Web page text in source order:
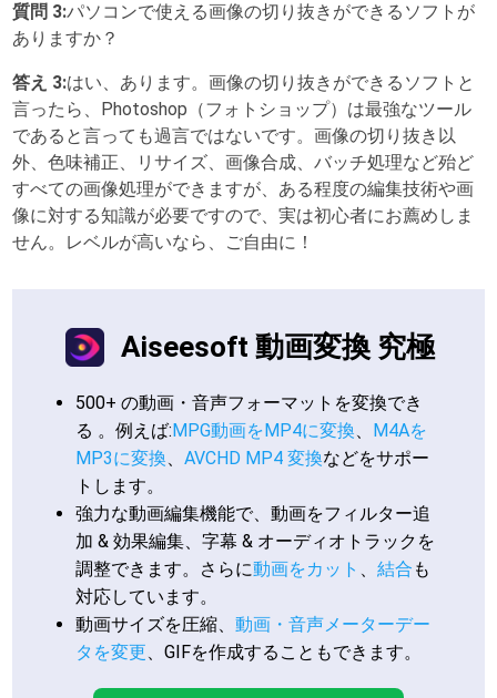
質問 3:パソコンで使える画像の切り抜きができるソフトが
ありますか？
答え 3:はい、あります。画像の切り抜きができるソフトと
言ったら、Photoshop（フォトショップ）は最強なツール
であると言っても過言ではないです。画像の切り抜き以
外、色味補正、リサイズ、画像合成、バッチ処理など殆ど
すべての画像処理ができますが、ある程度の編集技術や画
像に対する知識が必要ですので、実は初心者にお薦めしま
せん。レベルが高いなら、ご自由に！
Aiseesoft 動画変換 究極
500+ の動画・音声フォーマットを変換でき
る 。例えば:MPG動画をMP4に変換、 M4Aを
MP3に変換、AVCHD MP4 変換などをサポー
トします。
強力な動画編集機能で、動画をフィルター追
加 & 効果編集、字幕 & オーディオトラックを
調整できます。さらに動画をカット 、結合 も
対応しています。
動画サイズを圧縮、動画・音声メーターデー
タを変更、GIFを作成することもできます。